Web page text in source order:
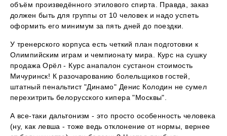
объём произведённого этилового спирта. Правда, заказ
должен быть для группы от 10 человек и надо успеть
оформить его минимум за пять дней до поездки.
У тренерского корпуса есть четкий план подготовки к
Олимпийским играм и чемпионату мира. Курс на сушку
продажа Орёл - Курс анапалон сустанон стоимость
Мичуринск! К разочарованию болельщиков гостей,
штатный пенальтист "Динамо" Денис Колодин не сумел
перехитрить белорусского кипера "Москвы".
А все-таки дальтонизм - это просто особенность человека
(ну, как левша - тоже ведь отклонение от нормы, вернее